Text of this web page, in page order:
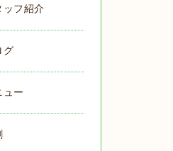
ッフ紹介
グ
ュー